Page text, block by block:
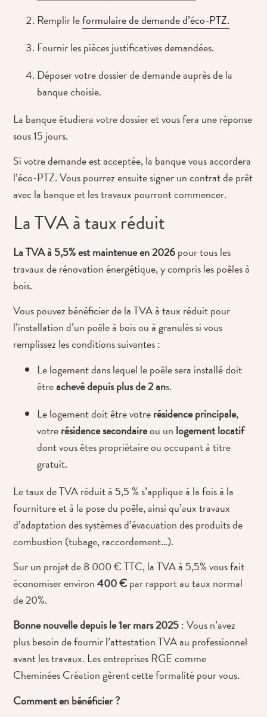
Remplir leformulaire de demande d’éco-PTZ.
Fournir les pièces justificatives demandées.
Déposer votre dossier de demande auprès de la
banque choisie.
La banque étudiera votre dossier et vous fera une réponse
sous 15 jours.
Si votre demande est acceptée, la banque vous accordera
l’éco-PTZ. Vous pourrez ensuite signer un contrat de prêt
avec la banque et les travaux pourront commencer.
La TVA à taux réduit
La TVA à 5,5% est maintenue en 2026pour tous les
travaux de rénovation énergétique, y compris les poêles à
bois.
Vous pouvez bénéficier de la TVA à taux réduit pour
l’installation d’un poêle à bois ou à granulés si vous
remplissez les conditions suivantes :
Le logement dans lequel le poêle sera installé doit
êtreachevé depuis plus de 2 ans.
Le logement doit être votrerésidence principale,
votrerésidence secondaireou un logement locatif
dont vous êtes propriétaire ou occupant à titre
gratuit.
Le taux de TVA réduit à 5,5 % s’applique à la fois à la
fourniture et à la pose du poêle, ainsi qu’aux travaux
d’adaptation des systèmes d’évacuation des produits de
combustion (tubage, raccordement…).
Sur un projet de 8 000 € TTC, la TVA à 5,5% vous fait
économiser environ400 €par rapport au taux normal
de 20%.
Bonne nouvelle depuis le 1er mars 2025: Vous n’avez
plus besoin de fournir l’attestation TVA au professionnel
avant les travaux. Les entreprises RGE comme
Cheminées Création gèrent cette formalité pour vous.
Comment en bénéficier ?